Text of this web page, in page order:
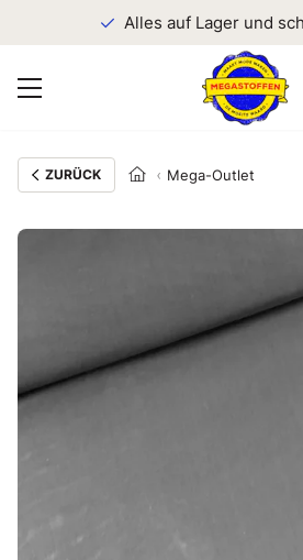
Alles auf Lager und
ZURÜCK Mega-Outlet